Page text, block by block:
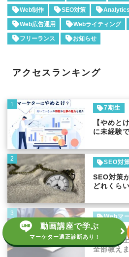
Web制作 SEO対策 Analytics
Web広告運用 Webライティング
フリーランス お知らせ
アクセスランキング
1
7期生
【やめと
に未経験
2
SEO対
SEO対策
どれくら
3
Webマ
【2021年
ェブ解析
全部教え
動画講座で学ぶ
マーケター適正診断あり！